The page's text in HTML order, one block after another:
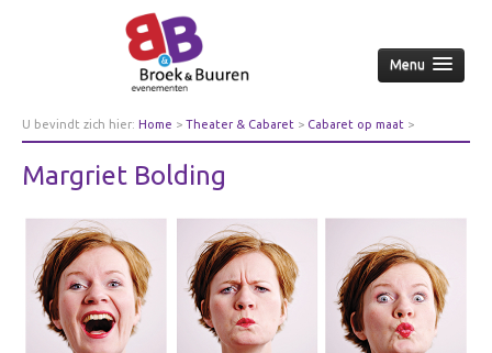
Menu
Aanpak
Nieuws & achtergrond
Wie
Contact
Opdrachtgevers
U bevindt zich hier: Home > Theater & Cabaret > Cabaret op maat >
Margriet Bolding
Margriet Bolding